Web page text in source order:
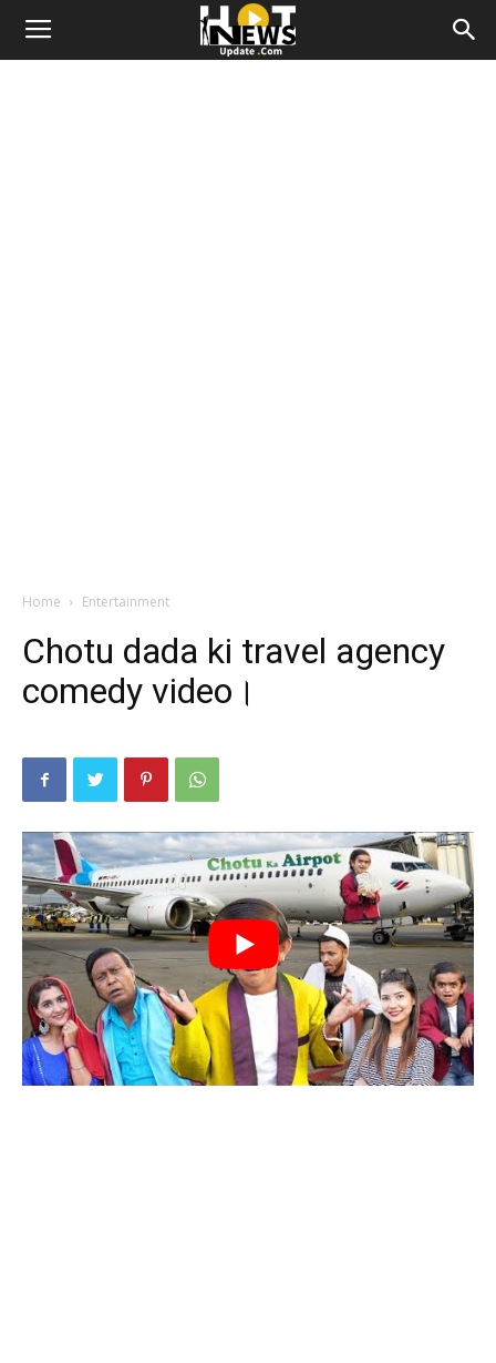
Home Entertainment
Chotu dada ki travel agency
comedy video।